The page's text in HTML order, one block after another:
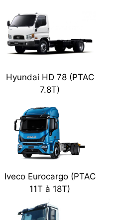
Hyundai HD 78 (PTAC
7.8T)
Iveco Eurocargo (PTAC
11T à 18T)